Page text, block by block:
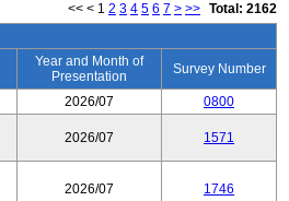
<< < 1 2 3 4 5 6 7 > >> Total: 2162
Year and Month of
Presentation
Survey Number
2026/07 0800
2026/07 1571
2026/07 1746